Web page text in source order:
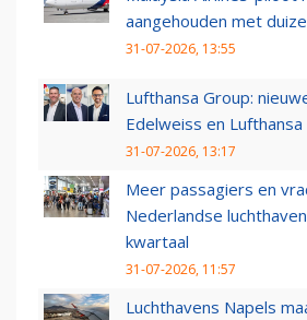
aangehouden met
31-07-2026, 13:55
Lufthansa Group:
Edelweiss en Lufthansa
31-07-2026, 13:17
Meer passagiers en
Nederlandse
kwartaal
31-07-2026, 11:57
Luchthavens Napels